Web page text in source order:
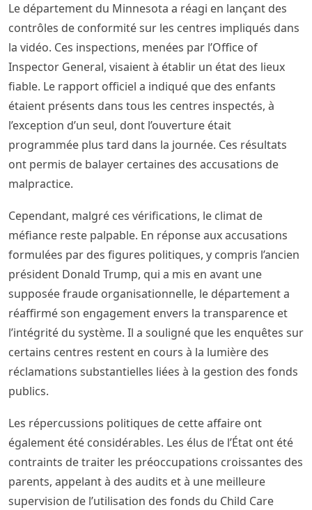
Le département du Minnesota a réagi en lançant des
contrôles de conformité sur les centres impliqués dans
la vidéo. Ces inspections, menées par l’Office of
Inspector General, visaient à établir un état des lieux
fiable. Le rapport officiel a indiqué que des enfants
étaient présents dans tous les centres inspectés, à
l’exception d’un seul, dont l’ouverture était
programmée plus tard dans la journée. Ces résultats
ont permis de balayer certaines des accusations de
malpractice.
Cependant, malgré ces vérifications, le climat de
méfiance reste palpable. En réponse aux accusations
formulées par des figures politiques, y compris l’ancien
président Donald Trump, qui a mis en avant une
supposée fraude organisationnelle, le département a
réaffirmé son engagement envers la transparence et
l’intégrité du système. Il a souligné que les enquêtes sur
certains centres restent en cours à la lumière des
réclamations substantielles liées à la gestion des fonds
publics.
Les répercussions politiques de cette affaire ont
également été considérables. Les élus de l’État ont été
contraints de traiter les préoccupations croissantes des
parents, appelant à des audits et à une meilleure
supervision de l’utilisation des fonds du Child Care